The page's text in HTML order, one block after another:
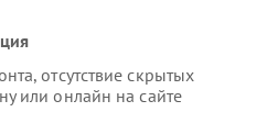
отсутствие скрытых
или онлайн на сайте